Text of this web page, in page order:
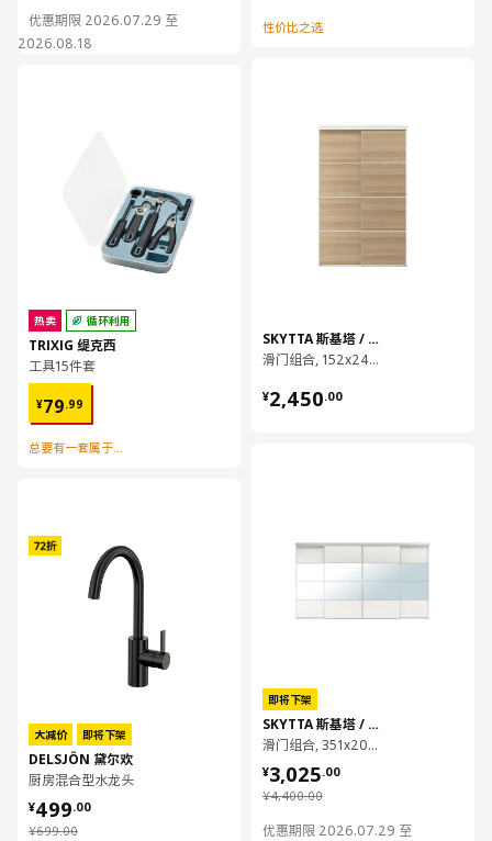
优惠期限 2026.07.29 至
2026.08.18
热卖 循环利用
TRIXIG 缇克西
工具15件套
¥79.99
¥ 79.99
总要有一套属于自己的工具
大减价 即将下架
DELSJÖN 黛尔欢
厨房混合型水龙头
¥699.00
¥ 699.00
¥499.00
¥ 499.00
性价比之选
SKYTTA 斯基塔 / MEHAMN 马汉姆
滑门组合, 152x240 厘米
¥2,450.00
¥ 2450.00
即将下架
SKYTTA 斯基塔 / MEHAMN/AULI 马汉姆/奥利
滑门组合, 351x205 厘米
¥4,400.00
¥ 4400.00
¥3,025.00
¥ 3025.00
优惠期限 2026.07.29 至